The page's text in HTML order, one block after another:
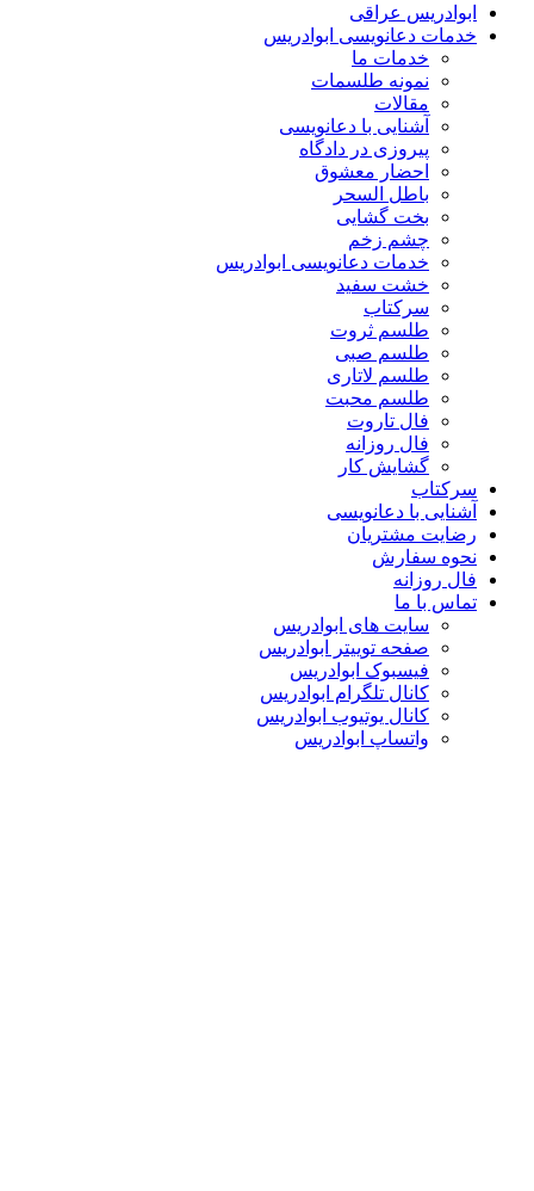
ابوادریس عراقی
خدمات دعانویسی ابوادریس
خدمات ما
نمونه طلسمات
مقالات
آشنایی با دعانویسی
پیروزی در دادگاه
احضار معشوق
باطل السحر
بخت گشایی
چشم زخم
خدمات دعانویسی ابوادریس
خشت سفید
سرکتاب
طلسم ثروت
طلسم صبی
طلسم لاتاری
طلسم محبت
فال تاروت
فال روزانه
گشایش کار
سرکتاب
آشنایی با دعانویسی
رضایت مشتریان
نحوه سفارش
فال روزانه
تماس با ما
سایت های ابوادریس
صفحه توییتر ابوادریس
فیسبوک ابوادریس
کانال تلگرام ابوادریس
کانال یوتیوب ابوادریس
واتساپ ابوادریس